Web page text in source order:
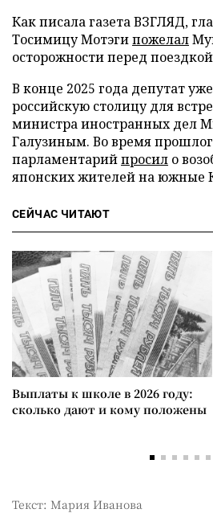
Как писала газета ВЗГЛЯД,
Тосимицу Мотэгипожелал
осторожности перед
В конце 2025 года депутат уже
российскую столицу для
министра иностранных дел
Галузиным. Во время
парламентарийпросил о
японских жителей на южные
СЕЙЧАС ЧИТАЮТ
Выплаты к школе в 2026 году:
сколько дают и кому положены
Текст: Мария Иванова